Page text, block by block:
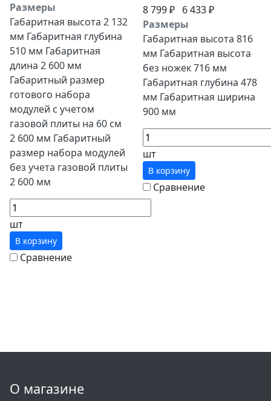
Размеры
Габаритная высота 2 132
мм Габаритная глубина
510 мм Габаритная
длина 2 600 мм
Габаритный размер
готового набора
модулей с учетом
газовой плиты на 60 см
2 600 мм Габаритный
размер набора модулей
без учета газовой плиты
2 600 мм
шт
В корзину
Сравнение
8 799 ₽ 6 433 ₽
Размеры
Габаритная высота 816
мм Габаритная высота
без ножек 716 мм
Габаритная глубина 478
мм Габаритная ширина
900 мм
шт
В корзину
Сравнение
О магазине